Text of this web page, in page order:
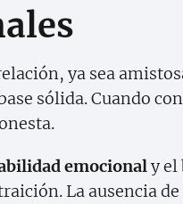
ya sea
sólida. Cuando
emocional y el
La ausencia